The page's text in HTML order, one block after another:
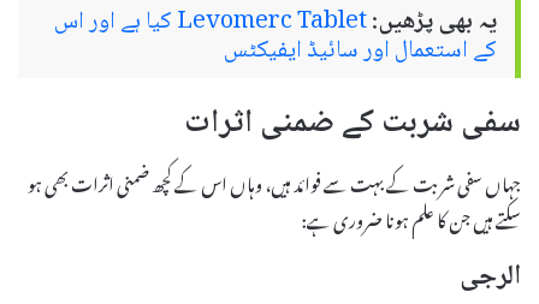
یہ بھی پڑھیں: Levomerc Tablet کیا ہے اور اس
کے استعمال اور سائیڈ ایفیکٹس
سفی شربت کے ضمنی اثرات
جہاں سفی شربت کے بہت سے فوائد ہیں، وہاں اس کے کچھ ضمنی اثرات بھی ہو
سکتے ہیں جن کا علم ہونا ضروری ہے:
الرجی